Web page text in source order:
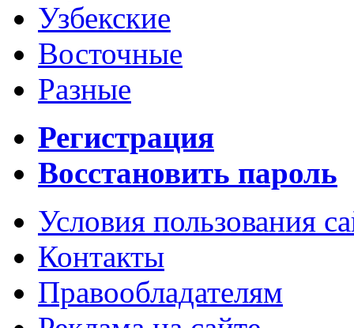
Узбекские
Восточные
Разные
Регистрация
Восстановить пароль
Условия пользования
Контакты
Правообладателям